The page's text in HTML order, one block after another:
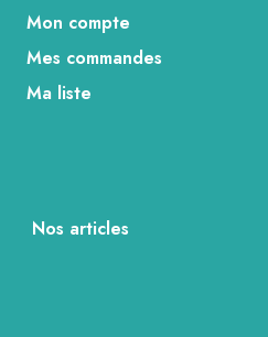
Mon compte
Mes commandes
Ma liste
Nos articles